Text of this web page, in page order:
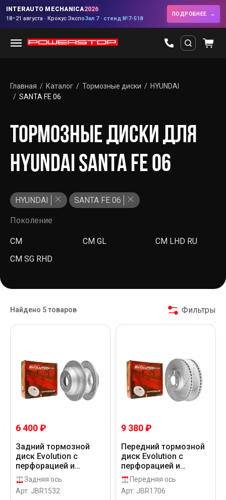
INTERAUTO MECHANICA2026
18–21 августа · Крокус ЭкспоЗал 7 · стенд №7-518
ПОДРОБНЕЕ
Главная Каталог Тормозные диски
HYUNDAI
SANTA FE 06
ТОРМОЗНЫЕ ДИСКИ ДЛЯ
HYUNDAI SANTA FE 06
HYUNDAI SANTA FE 06
Поколение
CM CM GL
CM LHD RU
CM SG RHD
Найдено 5 товаров Фильтры
6 400 ₽
Задний тормозной
диск Evolution с
перфорацией и
насечками в покрытии
GEOMET для Hyundai
SANTA FE 06 CM
Задняя ось
Арт: JBR1532
9 380 ₽
Передний тормозной
диск Evolution с
перфорацией и
насечками в покрытии
GEOMET для Hyundai
SANTA FE 06 CM
Передняя ось
Арт: JBR1706